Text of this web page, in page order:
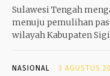
Sulawesi Tengah
menuju pemulihan
wilayah Kabupaten
NASIONAL 3 AGUSTUS